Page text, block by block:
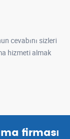
cevabını sizleri
hizmeti almak
firması